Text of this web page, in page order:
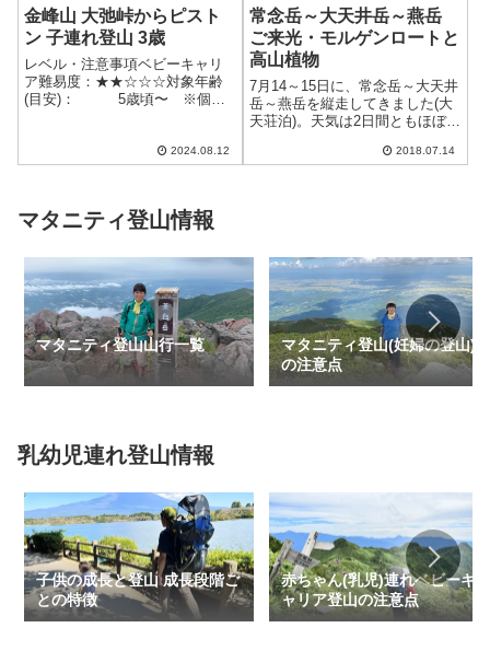
金峰山 大弛峠からピスト
ン 子連れ登山 3歳
レベル・注意事項ベビーキャリ
ア難易度：★★☆☆☆対象年齢
(目安)： 5歳頃〜 ※個人
2024.08.12
常念岳～大天井岳～燕岳
ご来光・モルゲンロートと
高山植物
7月14～15日に、常念岳～大天井
岳～燕岳を縦走してきました(大
天荘泊)。天気は2日間ともほぼ快
2018.07.14
マタニティ登山情報
マタニティ登山山行一覧
マタニティ登山(妊婦の登山)
の注意点
乳幼児連れ登山情報
子供の成長と登山 成長段階ご
との特徴
赤ちゃん(乳児)連れベビーキ
ャリア登山の注意点